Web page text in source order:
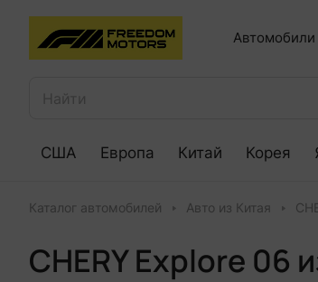
Автомобили
США Европа Китай Корея
Каталог автомобилей Авто из Китая
CHERY Explore 06